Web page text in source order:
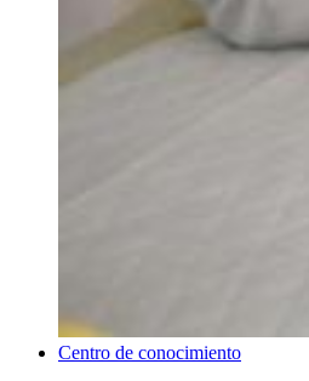
Centro de conocimiento